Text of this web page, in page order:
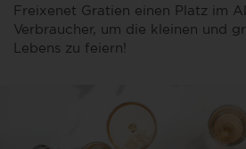
Freixenet Gratien einen Platz im
Verbraucher, um die kleinen und
Lebens zu feiern!